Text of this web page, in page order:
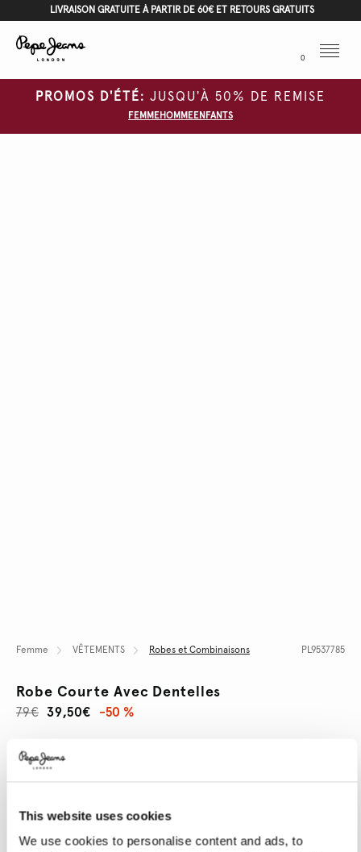
This website uses cookies
We use cookies to personalise content and ads, to
LIVRAISON GRATUITE À PARTIR DE 60€ ET RETOURS GRATUITS
0
Menu
PROMOS D'ÉTÉ: JUSQU'À 50% DE REMISE
FEMMEHOMMEENFANTS
Femme VÊTEMENTS Robes et Combinaisons PL9537785
Robe Courte Avec Dentelles
39,50€
79€ -50 %
Promotions
Variations
COULEURS:
SÉLECTIONNEZ LA TAILLE: